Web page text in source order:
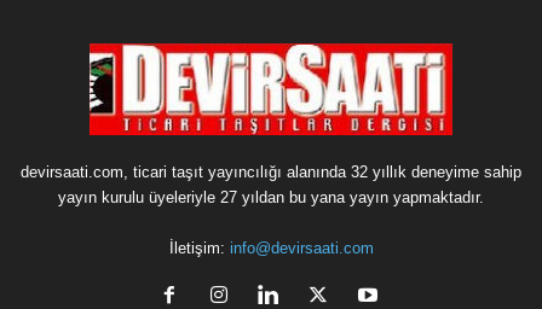
devirsaati.com, ticari taşıt yayıncılığı alanında 32 yıllık deneyime sahip
yayın kurulu üyeleriyle 27 yıldan bu yana yayın yapmaktadır.
İletişim: info@devirsaati.com